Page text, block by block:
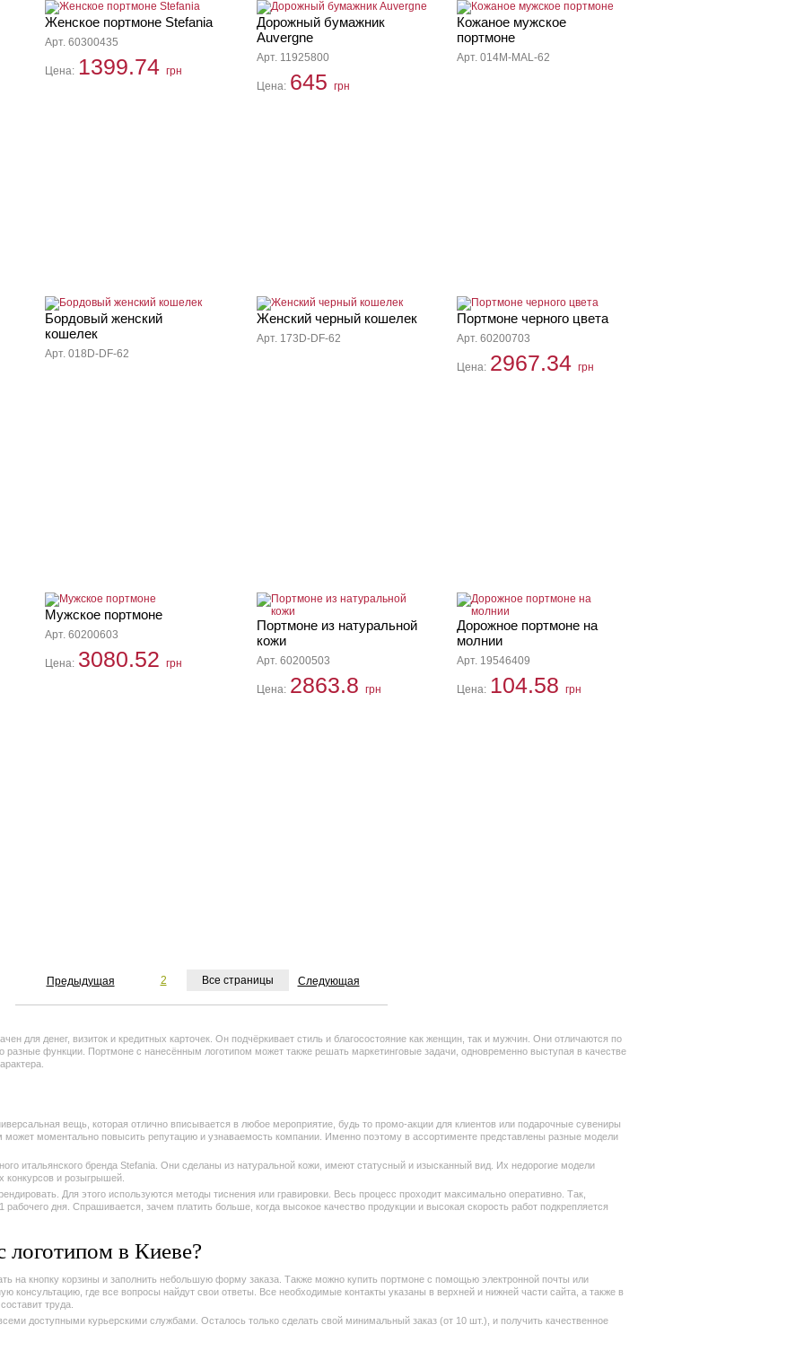
Женское портмоне Stefania
Арт. 60300435
Цена: 1399.74 грн
Дорожный бумажник
Auvergne
Арт. 11925800
Цена: 645 грн
Кожаное мужское
портмоне
Арт. 014M-MAL-62
Бордовый женский
кошелек
Арт. 018D-DF-62
Женский черный кошелек
Арт. 173D-DF-62
Портмоне черного цвета
Арт. 60200703
Цена: 2967.34 грн
Мужское портмоне
Арт. 60200603
Цена: 3080.52 грн
Портмоне из натуральной
кожи
Арт. 60200503
Цена: 2863.8 грн
Дорожное портмоне на
молнии
Арт. 19546409
Цена: 104.58 грн
Предыдущая 2 Все страницы Следующая
для денег, визиток и кредитных карточек. Он подчёркивает стиль и благосостояние как женщин, так и мужчин. Они отличаются по
разные функции. Портмоне с нанесённым логотипом может также решать маркетинговые задачи, одновременно выступая в качестве
вещь, которая отлично вписывается в любое мероприятие, будь то промо-акции для клиентов или подарочные сувениры
моментально повысить репутацию и узнаваемость компании. Именно поэтому в ассортименте представлены разные модели
итальянского бренда Stefania. Они сделаны из натуральной кожи, имеют статусный и изысканный вид. Их недорогие модели
конкурсов и розыгрышей.
Для этого используются методы тиснения или гравировки. Весь процесс проходит максимально оперативно. Так,
дня. Спрашивается, зачем платить больше, когда высокое качество продукции и высокая скорость работ подкрепляется
логотипом в Киеве?
на кнопку корзины и заполнить небольшую форму заказа. Также можно купить портмоне с помощью электронной почты или
консультацию, где все вопросы найдут свои ответы. Все необходимые контакты указаны в верхней и нижней части сайта, а также в
труда.
доступными курьерскими службами. Осталось только сделать свой минимальный заказ (от 10 шт.), и получить качественное